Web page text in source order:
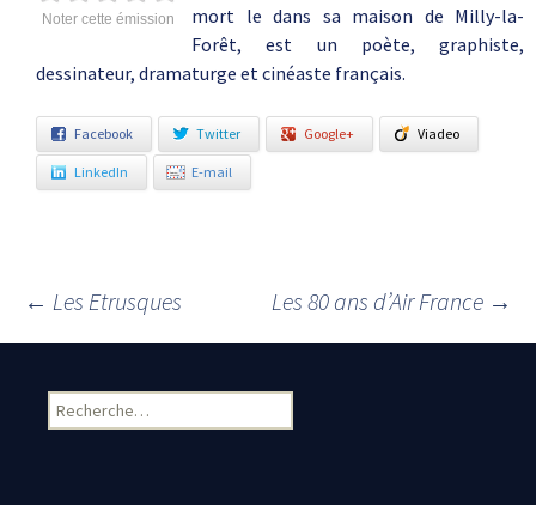
Noter cette émission
mort le dans sa maison de Milly-la-
Forêt, est un poète, graphiste,
dessinateur, dramaturge et cinéaste français.
Facebook Twitter Google+ Viadeo
LinkedIn E-mail
Navigation des articles
← Les Etrusques Les 80 ans d’Air France →
Rechercher :